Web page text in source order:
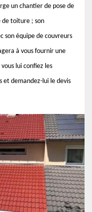
un chantier de pose de
de toiture ; son
son équipe de couvreurs
à vous fournir une
lui confiez les
et demandez-lui le devis